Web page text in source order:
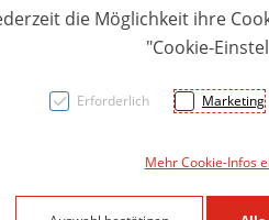
die Möglichkeit ihre
"Cookie-
Erforderlich Marketing
Mehr Cookie-Infos